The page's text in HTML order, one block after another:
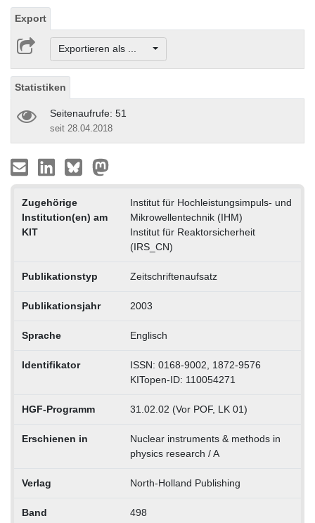
Export
Exportieren als ...
Statistiken
Seitenaufrufe: 51
seit 28.04.2018
Zugehörige
Institution(en) am
KIT
Institut für Hochleistungsimpuls- und
Mikrowellentechnik (IHM)
Institut für Reaktorsicherheit
(IRS_CN)
Publikationstyp Zeitschriftenaufsatz
Publikationsjahr 2003
Sprache Englisch
Identifikator
ISSN: 0168-9002, 1872-9576
KITopen-ID: 110054271
HGF-Programm 31.02.02 (Vor POF, LK 01)
Erschienen in
Nuclear instruments & methods in
physics research / A
Verlag North-Holland Publishing
Band 498